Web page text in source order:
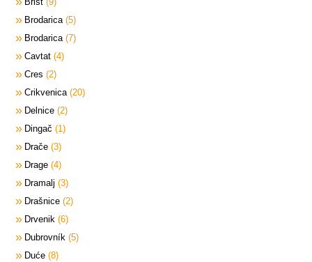
Brodarica 5
Brodarica 7
Cavtat 4
Cres 2
Crikvenica 20
Delnice 2
Dingač
1
Drače 3
Drage 4
Dramalj 3
Drašnice 2
Drvenik 6
Dubrovník 5
Duće 8